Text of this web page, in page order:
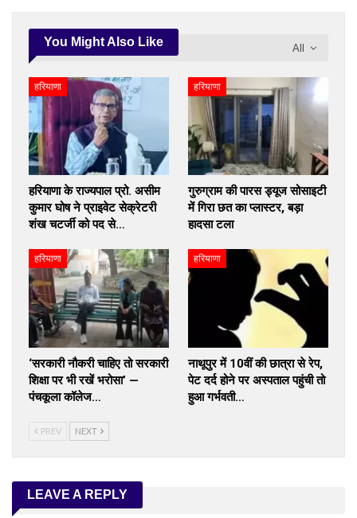
All
You Might Also Like
हरियाणा
हरियाणा के राज्यपाल प्रो. असीम
कुमार घोष ने प्राइवेट सेक्रेटरी
शंख चटर्जी को पद से…
हरियाणा
गुरुग्राम की पारस ड्यूज सोसाइटी
में गिरा छत का प्लास्टर, बड़ा
हादसा टला
हरियाणा
‘सरकारी नौकरी चाहिए तो सरकारी
शिक्षा पर भी रखें भरोसा’ —
पंचकूला कॉलेज…
हरियाणा
नाथूपुर में 10वीं की छात्रा से रेप,
पेट दर्द होने पर अस्पताल पहुंची तो
हुआ गर्भवती…
PREV NEXT
LEAVE A REPLY